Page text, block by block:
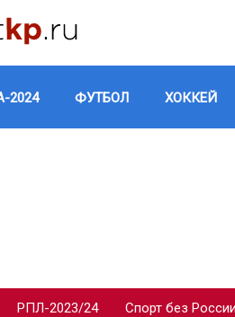
ФУТБОЛ ХОККЕЙ
РПЛ-2023/24 Спорт без России